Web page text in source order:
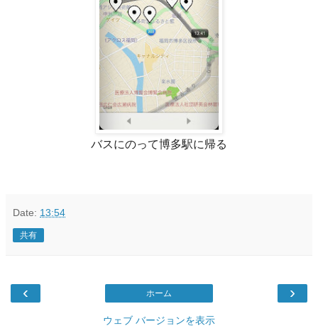
バスにのって博多駅に帰る
Date: 13:54
共有
‹ ›
ホーム
ウェブ バージョンを表示